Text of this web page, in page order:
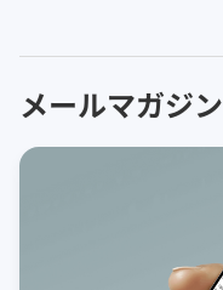
メールマガジン